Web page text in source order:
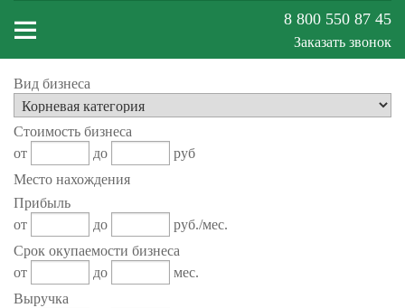
Меню
сайта
8 800 550 87 45
Заказать звонок
Вид бизнеса
Стоимость бизнеса
от
до
руб
Место нахождения
Прибыль
от
до
руб./мес.
Срок окупаемости бизнеса
от
до
мес.
Выручка